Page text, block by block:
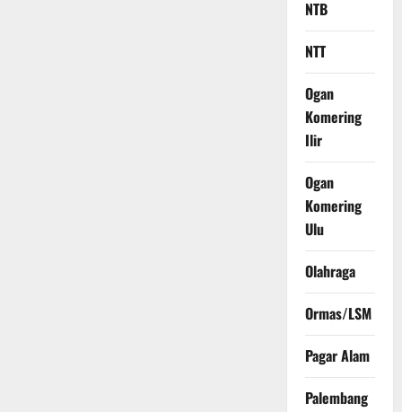
NTB
NTT
Ogan
Komering
Ilir
Ogan
Komering
Ulu
Olahraga
Ormas/LSM
Pagar Alam
Palembang